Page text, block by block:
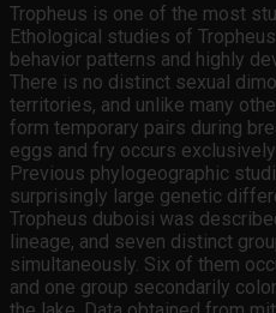
Tropheus is one of the most
Ethological studies of
behavior patterns and highly
There is no distinct sexual
territories, and unlike many
form temporary pairs during
eggs and fry occurs
Previous phylogeographic
surprisingly large genetic
Tropheus duboisi was
lineage, and seven distinct
simultaneously. Six of them
and one group secondarily